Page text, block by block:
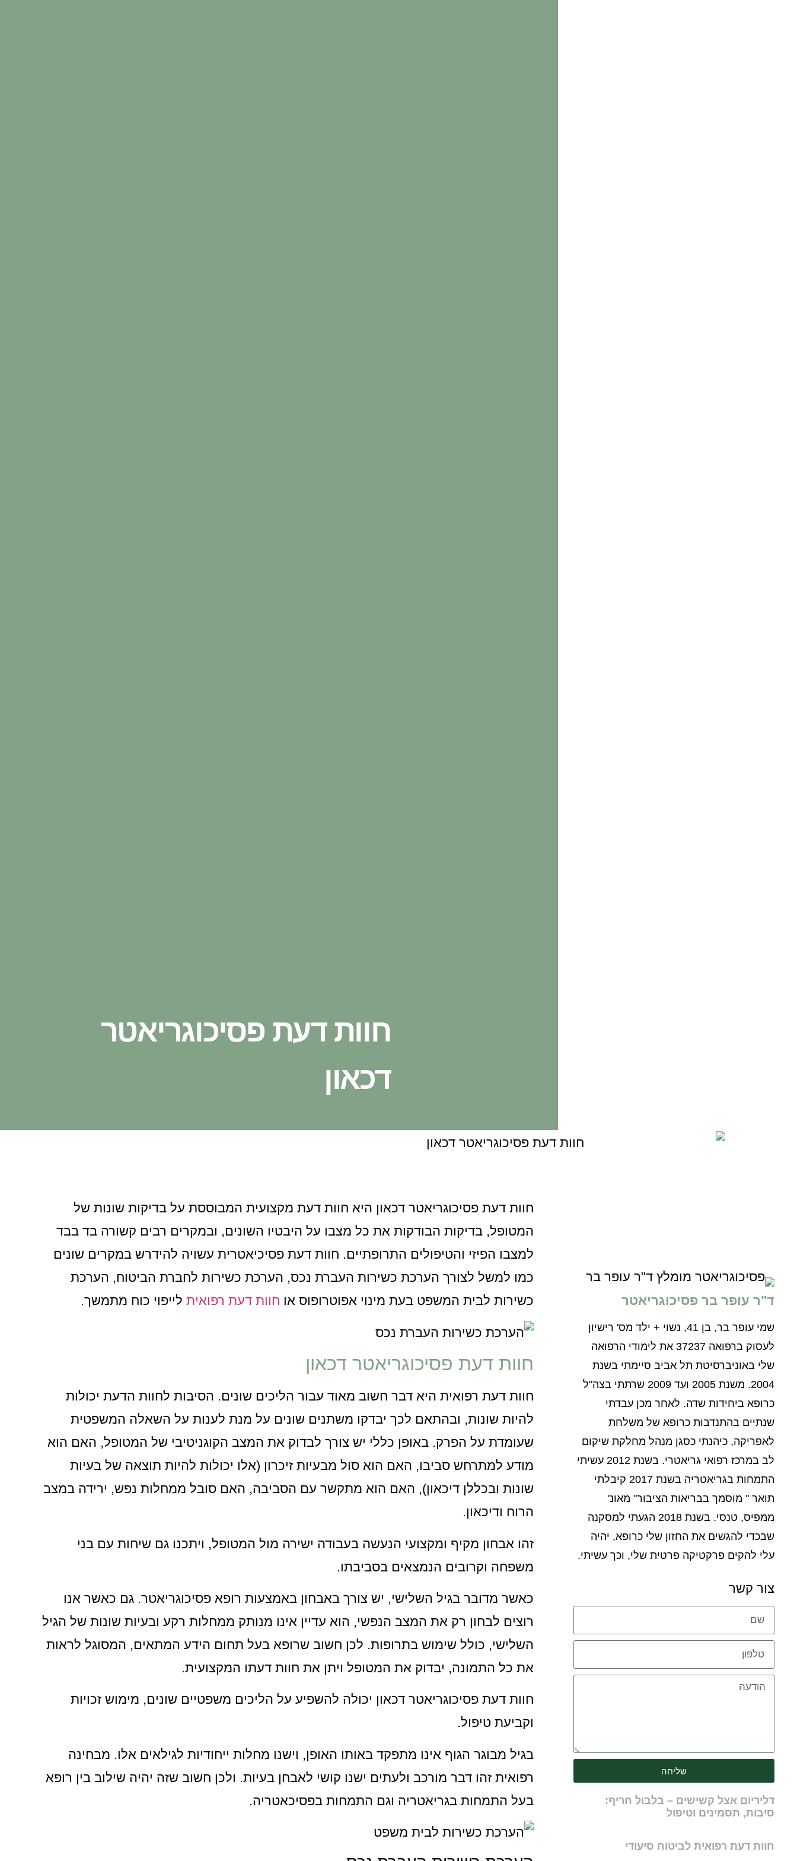
חוות דעת פסיכוגריאטר
דכאון
ד"ר עופר בר פסיכוגריאטר
שמי עופר בר, בן 41, נשוי + ילד מס' רישיון
לעסוק ברפואה 37237 את לימודי הרפואה
שלי באוניברסיטת תל אביב סיימתי בשנת
2004. משנת 2005 ועד 2009 שרתתי בצה"ל
כרופא ביחידות שדה. לאחר מכן עבדתי
שנתיים בהתנדבות כרופא של משלחת
לאפריקה, כיהנתי כסגן מנהל מחלקת שיקום
לב במרכז רפואי גריאטרי. בשנת 2012 עשיתי
התמחות בגריאטריה בשנת 2017 קיבלתי
תואר " מוסמך בבריאות הציבור" מאונ'
ממפיס, טנסי. בשנת 2018 הגעתי למסקנה
שבכדי להגשים את החזון שלי כרופא, יהיה
עלי להקים פרקטיקה פרטית שלי, וכך עשיתי.
צור קשר
שליחה
דליריום אצל קשישים – בלבול חריף:
סיבות, תסמינים וטיפול
חוות דעת רפואית לביטוח סיעודי
חוות דעת פסיכוגריאטר דכאון היא חוות דעת מקצועית המבוססת על בדיקות שונות של
המטופל, בדיקות הבודקות את כל מצבו על היבטיו השונים, ובמקרים רבים קשורה בד בבד
למצבו הפיזי והטיפולים התרופתיים. חוות דעת פסיכיאטרית עשויה להידרש במקרים שונים
כמו למשל לצורך הערכת כשירות העברת נכס, הערכת כשירות לחברת הביטוח, הערכת
כשירות לבית המשפט בעת מינוי אפוטרופוס או חוות דעת רפואית לייפוי כוח מתמשך.
חוות דעת פסיכוגריאטר דכאון
חוות דעת רפואית היא דבר חשוב מאוד עבור הליכים שונים. הסיבות לחוות הדעת יכולות
להיות שונות, ובהתאם לכך יבדקו משתנים שונים על מנת לענות על השאלה המשפטית
שעומדת על הפרק. באופן כללי יש צורך לבדוק את המצב הקוגניטיבי של המטופל, האם הוא
מודע למתרחש סביבו, האם הוא סול מבעיות זיכרון (אלו יכולות להיות תוצאה של בעיות
שונות ובכללן דיכאון), האם הוא מתקשר עם הסביבה, האם סובל ממחלות נפש, ירידה במצב
הרוח ודיכאון.
זהו אבחון מקיף ומקצועי הנעשה בעבודה ישירה מול המטופל, ויתכנו גם שיחות עם בני
משפחה וקרובים הנמצאים בסביבתו.
כאשר מדובר בגיל השלישי, יש צורך באבחון באמצעות רופא פסיכוגריאטר. גם כאשר אנו
רוצים לבחון רק את המצב הנפשי, הוא עדיין אינו מנותק ממחלות רקע ובעיות שונות של הגיל
השלישי, כולל שימוש בתרופות. לכן חשוב שרופא בעל תחום הידע המתאים, המסוגל לראות
את כל התמונה, יבדוק את המטופל ויתן את חוות דעתו המקצועית.
חוות דעת פסיכוגריאטר דכאון יכולה להשפיע על הליכים משפטיים שונים, מימוש זכויות
וקביעת טיפול.
בגיל מבוגר הגוף אינו מתפקד באותו האופן, וישנו מחלות ייחודיות לגילאים אלו. מבחינה
רפואית זהו דבר מורכב ולעתים ישנו קושי לאבחן בעיות. ולכן חשוב שזה יהיה שילוב בין רופא
בעל התמחות בגריאטריה וגם התמחות בפסיכאטריה.